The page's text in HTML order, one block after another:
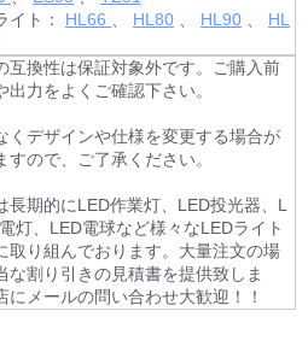
イト： HL66 HL80 HL90
HL
互換性は保証対象外です。ご購入前
出力をよくご確認下さい。
くデザインや仕様を変更する場合が
すので、ご了承ください。
長期的にLED作業灯、LED投光器、L
灯、LED電球など様々なLEDライト
取り組んでおります。大量注文の場
な割り引きの見積書を提供致しま
にメールの問い合わせ大歓迎！！